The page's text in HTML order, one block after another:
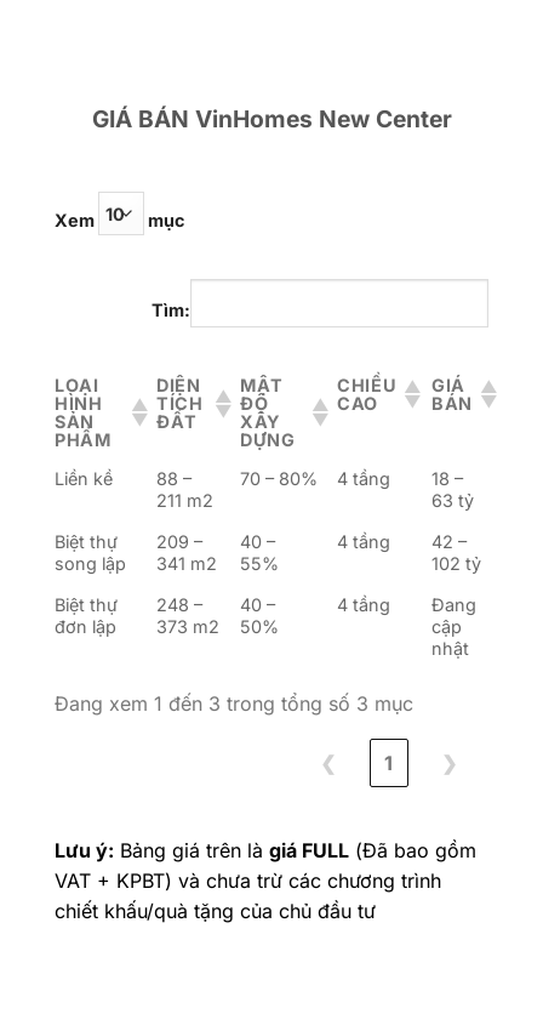
GIÁ BÁN VinHomes New Center
Xem mục
Tìm:
LOẠI
HÌNH
SẢN
PHẨM
DIỆN
TÍCH
ĐẤT
MẬT
ĐỘ
XÂY
DỰNG
CHIỀU
CAO
GIÁ
BÁN
Liền kề
88 –
211 m2
70 – 80% 4 tầng
18 –
63 tỷ
Biệt thự
song lập
209 –
341 m2
40 –
55%
4 tầng
42 –
102 tỷ
Biệt thự
đơn lập
248 –
373 m2
40 –
50%
4 tầng
Đang
cập
nhật
Đang xem 1 đến 3 trong tổng số 3 mục
❮ 1 ❯
Lưu ý: Bảng giá trên là giá FULL (Đã bao gồm
VAT + KPBT) và chưa trừ các chương trình
chiết khấu/quà tặng của chủ đầu tư